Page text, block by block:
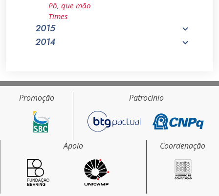
Pô, que mão
Times
2015
2014
Promoção Patrocínio
Apoio Coordenação